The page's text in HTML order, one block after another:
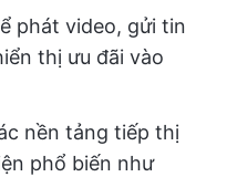
phát video, gửi tin
thị ưu đãi vào
nền tảng tiếp thị
phổ biến như